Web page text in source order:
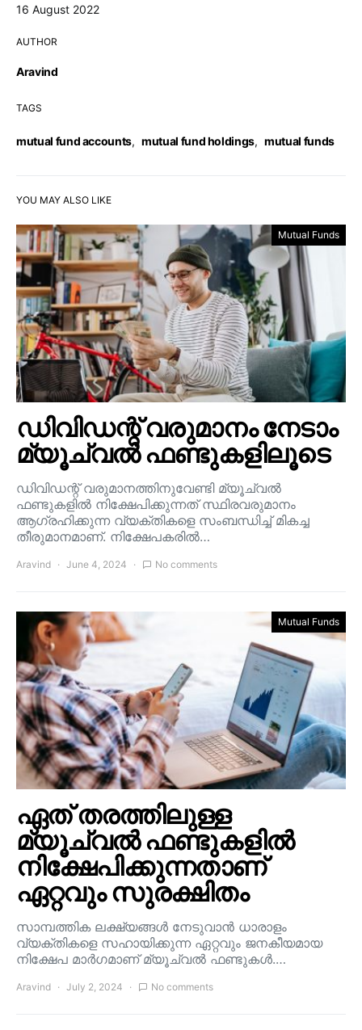
16 August 2022
AUTHOR
Aravind
TAGS
mutual fund accounts, mutual fund holdings, mutual funds
YOU MAY ALSO LIKE
Mutual Funds
ഡിവിഡന്റ് വരുമാനം നേടാം
മ്യൂച്വൽ ഫണ്ടുകളിലൂടെ
ഡിവിഡന്റ് വരുമാനത്തിനുവേണ്ടി മ്യൂച്വൽ
ഫണ്ടുകളിൽ നിക്ഷേപിക്കുന്നത് സ്ഥിരവരുമാനം
ആഗ്രഹിക്കുന്ന വ്യക്തികളെ സംബന്ധിച്ച് മികച്ച
തീരുമാനമാണ്. നിക്ഷേപകരിൽ…
Aravind June 4, 2024 No comments
Mutual Funds
ഏത് തരത്തിലുള്ള
മ്യൂച്വൽ ഫണ്ടുകളിൽ
നിക്ഷേപിക്കുന്നതാണ്
ഏറ്റവും സുരക്ഷിതം
സാമ്പത്തിക ലക്ഷ്യങ്ങൾ നേടുവാൻ ധാരാളം
വ്യക്തികളെ സഹായിക്കുന്ന ഏറ്റവും ജനകീയമായ
നിക്ഷേപ മാർഗമാണ് മ്യൂച്വൽ ഫണ്ടുകൾ.…
Aravind July 2, 2024 No comments